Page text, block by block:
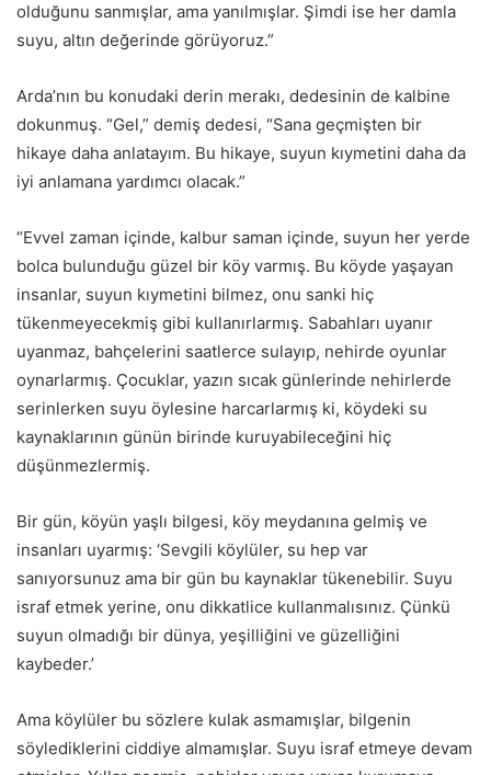
olduğunu sanmışlar, ama yanılmışlar. Şimdi ise her damla
suyu, altın değerinde görüyoruz.”
Arda’nın bu konudaki derin merakı, dedesinin de kalbine
dokunmuş. “Gel,” demiş dedesi, “Sana geçmişten bir
hikaye daha anlatayım. Bu hikaye, suyun kıymetini daha da
iyi anlamana yardımcı olacak.”
“Evvel zaman içinde, kalbur saman içinde, suyun her yerde
bolca bulunduğu güzel bir köy varmış. Bu köyde yaşayan
insanlar, suyun kıymetini bilmez, onu sanki hiç
tükenmeyecekmiş gibi kullanırlarmış. Sabahları uyanır
uyanmaz, bahçelerini saatlerce sulayıp, nehirde oyunlar
oynarlarmış. Çocuklar, yazın sıcak günlerinde nehirlerde
serinlerken suyu öylesine harcarlarmış ki, köydeki su
kaynaklarının günün birinde kuruyabileceğini hiç
düşünmezlermiş.
Bir gün, köyün yaşlı bilgesi, köy meydanına gelmiş ve
insanları uyarmış: ‘Sevgili köylüler, su hep var
sanıyorsunuz ama bir gün bu kaynaklar tükenebilir. Suyu
israf etmek yerine, onu dikkatlice kullanmalısınız. Çünkü
suyun olmadığı bir dünya, yeşilliğini ve güzelliğini
kaybeder.’
Ama köylüler bu sözlere kulak asmamışlar, bilgenin
söylediklerini ciddiye almamışlar. Suyu israf etmeye devam